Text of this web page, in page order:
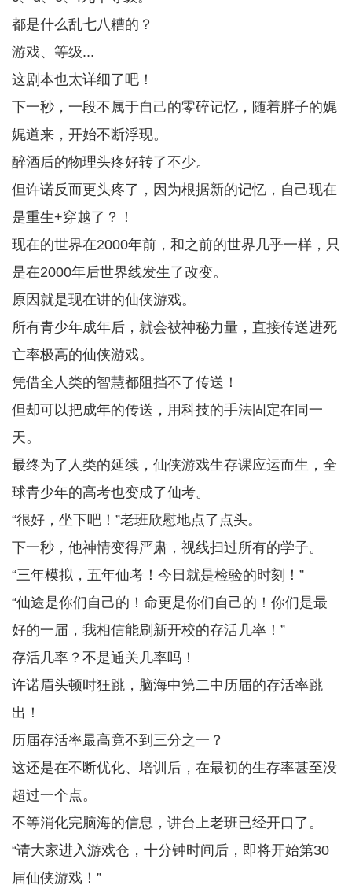
都是什么乱七八糟的？
游戏、等级...
这剧本也太详细了吧！
下一秒，一段不属于自己的零碎记忆，随着胖子的娓
娓道来，开始不断浮现。
醉酒后的物理头疼好转了不少。
但许诺反而更头疼了，因为根据新的记忆，自己现在
是重生+穿越了？！
现在的世界在2000年前，和之前的世界几乎一样，只
是在2000年后世界线发生了改变。
原因就是现在讲的仙侠游戏。
所有青少年成年后，就会被神秘力量，直接传送进死
亡率极高的仙侠游戏。
凭借全人类的智慧都阻挡不了传送！
但却可以把成年的传送，用科技的手法固定在同一
天。
最终为了人类的延续，仙侠游戏生存课应运而生，全
球青少年的高考也变成了仙考。
“很好，坐下吧！”老班欣慰地点了点头。
下一秒，他神情变得严肃，视线扫过所有的学子。
“三年模拟，五年仙考！今日就是检验的时刻！”
“仙途是你们自己的！命更是你们自己的！你们是最
好的一届，我相信能刷新开校的存活几率！”
存活几率？不是通关几率吗！
许诺眉头顿时狂跳，脑海中第二中历届的存活率跳
出！
历届存活率最高竟不到三分之一？
这还是在不断优化、培训后，在最初的生存率甚至没
超过一个点。
不等消化完脑海的信息，讲台上老班已经开口了。
“请大家进入游戏仓，十分钟时间后，即将开始第30
届仙侠游戏！”